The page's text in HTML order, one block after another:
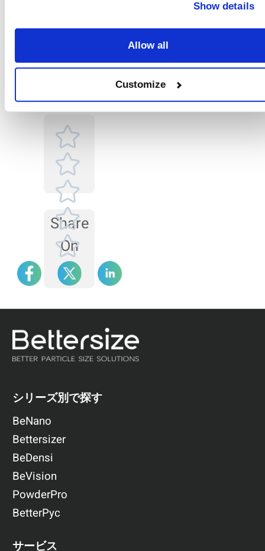
Show details
Allow all
Customize
らガラス）を通過する
係数は、光が媒質を通
なる原因とその
バックグラウンド信号
は、まずサンプルセル
ー光源とレンズを検査
し、最後にアライメン
トシステムを検査する
ことです。
Rate
article
Share
On
シリーズ別で探す
BeNano
Bettersizer
BeDensi
BeVision
PowderPro
BetterPyc
サービス